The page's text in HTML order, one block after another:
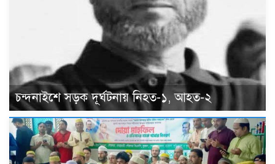
চন্দনাইশে সড়ক দূর্ঘটনায় নিহত-১, আহত-২